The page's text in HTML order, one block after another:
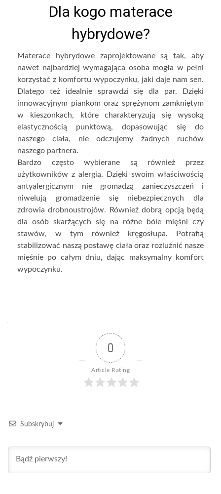
Dla kogo materace
hybrydowe?
Materace hybrydowe zaprojektowane są tak, aby
nawet najbardziej wymagająca osoba mogła w pełni
korzystać z komfortu wypoczynku, jaki daje nam sen.
Dlatego też idealnie sprawdzi się dla par. Dzięki
innowacyjnym piankom oraz sprężynom zamkniętym
w kieszonkach, które charakteryzują się wysoką
elastycznością punktową, dopasowując się do
naszego ciała, nie odczujemy żadnych ruchów
naszego partnera.
Bardzo często wybierane są również przez
użytkowników z alergią. Dzięki swoim właściwością
antyalergicznym nie gromadzą zanieczyszczeń i
niwelują gromadzenie się niebezpiecznych dla
zdrowia drobnoustrojów. Również dobrą opcją będą
dla osób skarżących się na różne bóle mięśni czy
stawów, w tym również kręgosłupa. Potrafią
stabilizować naszą postawę ciała oraz rozluźnić nasze
mięśnie po całym dniu, dając maksymalny komfort
wypoczynku.
0
Article Rating
Subskrybuj